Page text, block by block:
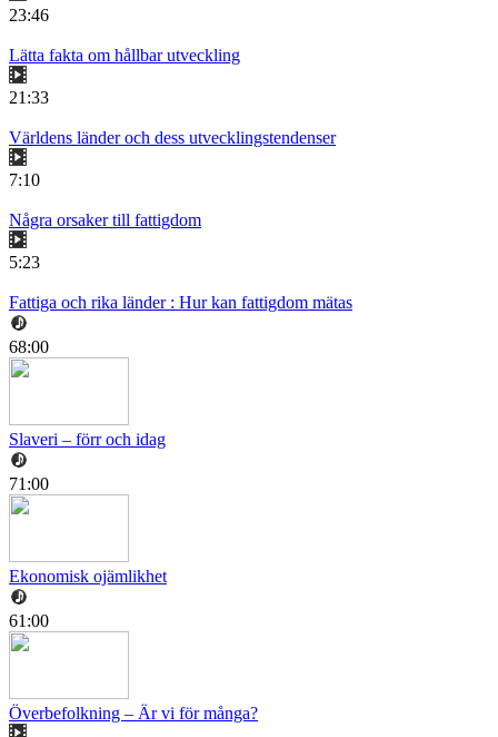
23:46
Lätta fakta om hållbar utveckling
21:33
Världens länder och dess utvecklingstendenser
7:10
Några orsaker till fattigdom
5:23
Fattiga och rika länder : Hur kan fattigdom mätas
68:00
Slaveri – förr och idag
71:00
Ekonomisk ojämlikhet
61:00
Överbefolkning – Är vi för många?